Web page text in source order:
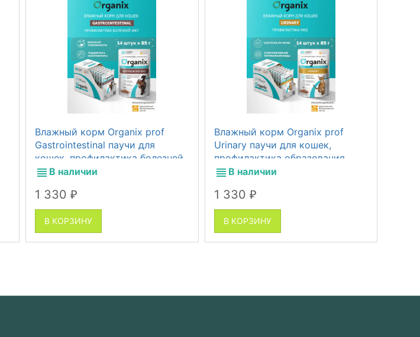
Влажный корм Organix prof
Gastrointestinal паучи для
кошек, профилактика болезней
желудочно-кишечного тракта,
В наличии
1 330 ₽
В КОРЗИНУ
Влажный корм Organix prof
Urinary паучи для кошек,
профилактика образования
мочевых камней, 14 шт по 85 г
В наличии
1 330 ₽
В КОРЗИНУ